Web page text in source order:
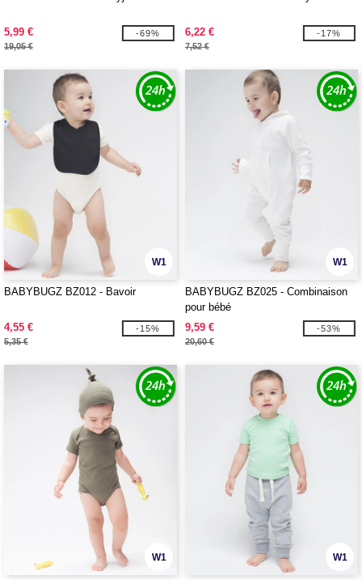
5,99 €
19,05 €
-69% 6,22 €
7,52 €
-17%
W1
BABYBUGZ BZ012 - Bavoir
4,55 €
5,35 €
-15%
W1
BABYBUGZ BZ025 - Combinaison
pour bébé
9,59 €
20,60 €
-53%
W1 W1